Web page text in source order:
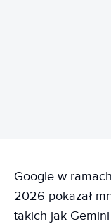
Google w
2026 pokazał
takich jak